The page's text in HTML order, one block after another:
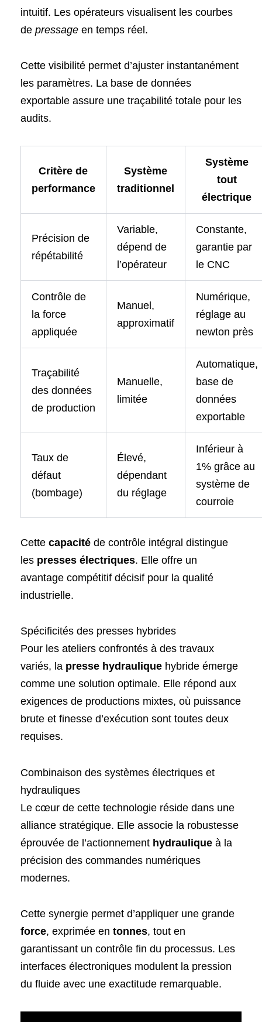
intuitif. Les opérateurs visualisent les courbes
de pressageen temps réel.
Cette visibilité permet d’ajuster instantanément
les paramètres. La base de données
exportable assure une traçabilité totale pour les
audits.
Critère de
performance
Système
traditionnel
Système
tout
électrique
Précision de
répétabilité
Variable,
dépend de
l’opérateur
Constante,
garantie par
le CNC
Contrôle de
la force
appliquée
Manuel,
approximatif
Numérique,
réglage au
newton près
Traçabilité
des données
de production
Manuelle,
limitée
Automatique,
base de
données
exportable
Taux de
défaut
(bombage)
Élevé,
dépendant
du réglage
Inférieur à
1% grâce au
système de
courroie
Cette capacitéde contrôle intégral distingue
les presses électriques. Elle offre un
avantage compétitif décisif pour la qualité
industrielle.
Spécificités des presses hybrides
Pour les ateliers confrontés à des travaux
variés, la presse hydrauliquehybride émerge
comme une solution optimale. Elle répond aux
exigences de productions mixtes, où puissance
brute et finesse d’exécution sont toutes deux
requises.
Combinaison des systèmes électriques et
hydrauliques
Le cœur de cette technologie réside dans une
alliance stratégique. Elle associe la robustesse
éprouvée de l’actionnement hydrauliqueà la
précision des commandes numériques
modernes.
Cette synergie permet d’appliquer une grande
force, exprimée en tonnes, tout en
garantissant un contrôle fin du processus. Les
interfaces électroniques modulent la pression
du fluide avec une exactitude remarquable.